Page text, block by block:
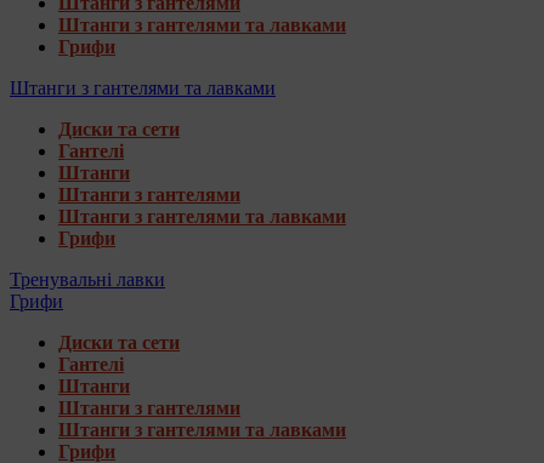
Штанги з гантелями та лавками
Грифи
Штанги з гантелями та лавками
Диски та сети
Гантелі
Штанги
Штанги з гантелями
Штанги з гантелями та лавками
Грифи
Тренувальні лавки
Грифи
Диски та сети
Гантелі
Штанги
Штанги з гантелями
Штанги з гантелями та лавками
Грифи